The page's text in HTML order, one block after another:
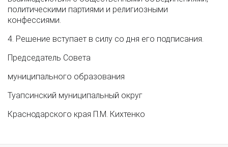
политическими партиями и религиозными
конфессиями.
4. Решение вступает в силу со дня его подписания.
Председатель Совета
муниципального образования
Туапсинский муниципальный округ
Краснодарского края П.М. Кихтенко